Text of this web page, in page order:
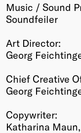
Music / Sound
Soundfeiler
Art Director:
Georg
Chief Creative
Georg
Copywriter:
Katharina